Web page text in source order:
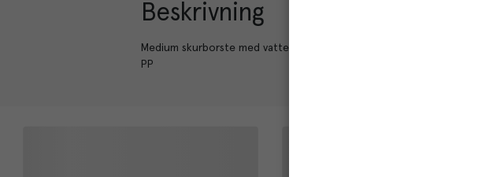
Beskrivning
Medium skurborste med vattengenomlöp för rengöring av golv i
PP